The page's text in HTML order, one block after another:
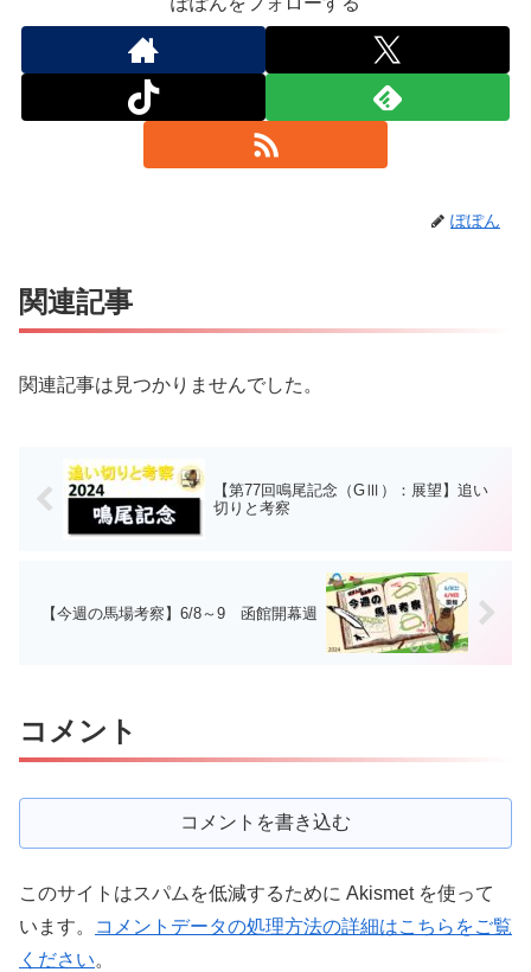
ぽぽん
関連記事
関連記事は見つかりませんでした。
【第77回鳴尾記念（GⅢ）：展望】追い
切りと考察
【今週の馬場考察】6/8～9 函館開幕週
コメント
コメントを書き込む
このサイトはスパムを低減するために Akismet を使って
います。
コメントデータの処理方法の詳細はこちらをご覧
ください。